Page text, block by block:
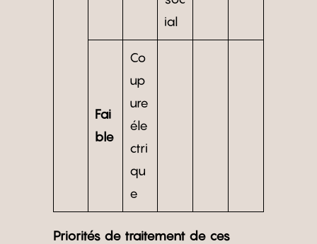
ial
Fai
ble
Co
up
ure
éle
ctri
qu
e
Priorités de traitement de ces